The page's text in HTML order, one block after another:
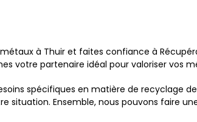
à Thuir et faites confiance à
votre partenaire idéal pour valoriser vos
spécifiques en matière de recyclage
situation. Ensemble, nous pouvons faire